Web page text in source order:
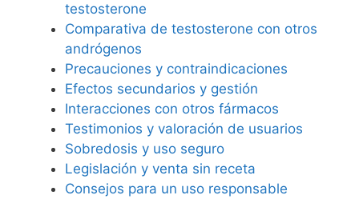
testosterone
Comparativa de testosterone con otros
andrógenos
Precauciones y contraindicaciones
Efectos secundarios y gestión
Interacciones con otros fármacos
Testimonios y valoración de usuarios
Sobredosis y uso seguro
Legislación y venta sin receta
Consejos para un uso responsable